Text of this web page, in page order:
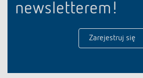
newsletterem!
Zarejestruj się